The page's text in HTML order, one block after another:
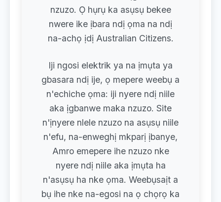
nzuzo. Ọ hụrụ ka asụsụ bekee
nwere ike ịbara ndị ọma na ndị
na-achọ ịdị Australian Citizens.
Iji ngosi elektrik ya na ịmụta ya
gbasara ndị ije, ọ mepere weebụ a
n'echiche ọma: iji nyere ndị niile
aka ịgbanwe maka nzuzo. Site
n'ịnyere nlele nzuzo na asụsụ niile
n'efu, na-enweghị mkparị ịbanye,
Amro emepere ihe nzuzo nke
nyere ndị niile aka ịmụta ha
n'asụsụ ha nke ọma. Weebụsaịt a
bụ ihe nke na-egosi na ọ chọrọ ka